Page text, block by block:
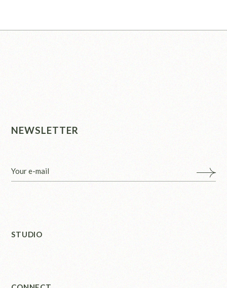
NEWSLETTER
STUDIO